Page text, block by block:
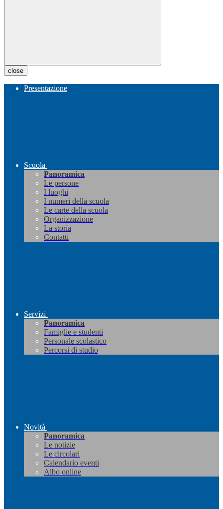
close
Presentazione
Scuola
Panoramica
Le persone
I luoghi
I numeri della scuola
Le carte della scuola
Organizzazione
La storia
Contatti
Servizi
Panoramica
Famiglie e studenti
Personale scolastico
Percorsi di studio
Novità
Panoramica
Le notizie
Le circolari
Calendario eventi
Albo online